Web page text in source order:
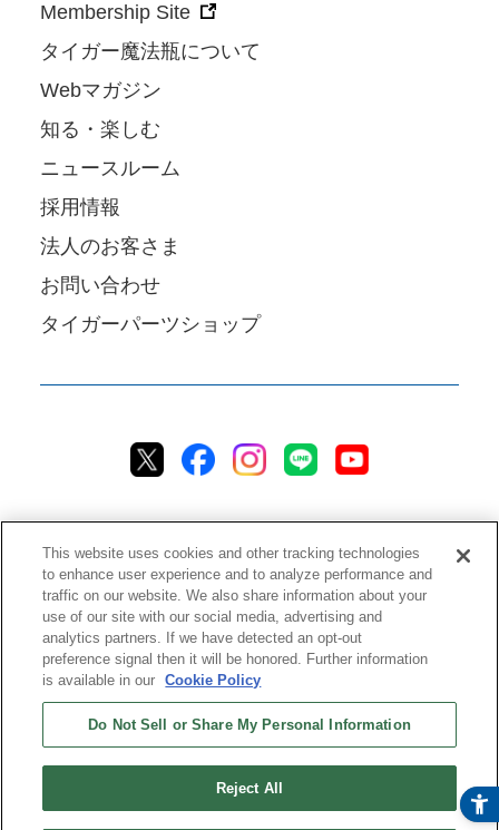
Membership Site
タイガー魔法瓶について
Webマガジン
知る・楽しむ
ニュースルーム
採用情報
法人のお客さま
お問い合わせ
タイガーパーツショップ
プライバシーポリシー クッキーポリシー
アクセシビリティ
ご利用規約
情報セキュリティ方針
ソーシャルメディア利用方針
ストアご利用規約 配送ポリシー
返品＆返金ポリシー
ストアFAQ
This website uses cookies and other tracking technologies
to enhance user experience and to analyze performance and
traffic on our website. We also share information about your
use of our site with our social media, advertising and
analytics partners. If we have detected an opt-out
preference signal then it will be honored. Further information
is available in our
Cookie Policy
Do Not Sell or Share My Personal Information
Reject All